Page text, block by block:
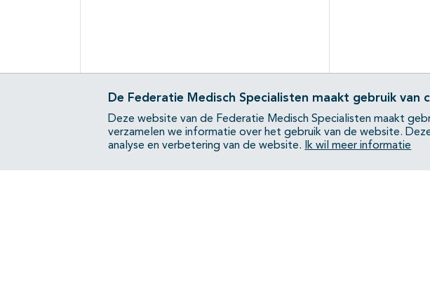
De Federatie Medisch Specialisten maakt gebruik van
Deze website van de Federatie Medisch Specialisten maakt
verzamelen we informatie over het gebruik van de website.
analyse en verbetering van de website.
Ik wil meer informatie